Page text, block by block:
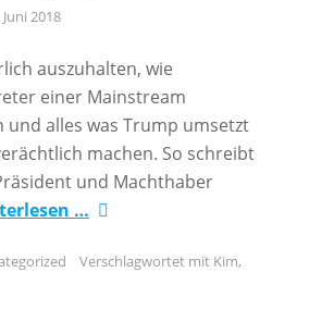
Juni 2018
auszuhalten, wie
einer Mainstream
und alles was Trump umsetzt
machen. So schreibt
und Machthaber
…
Verschlagwortet mit Kim,